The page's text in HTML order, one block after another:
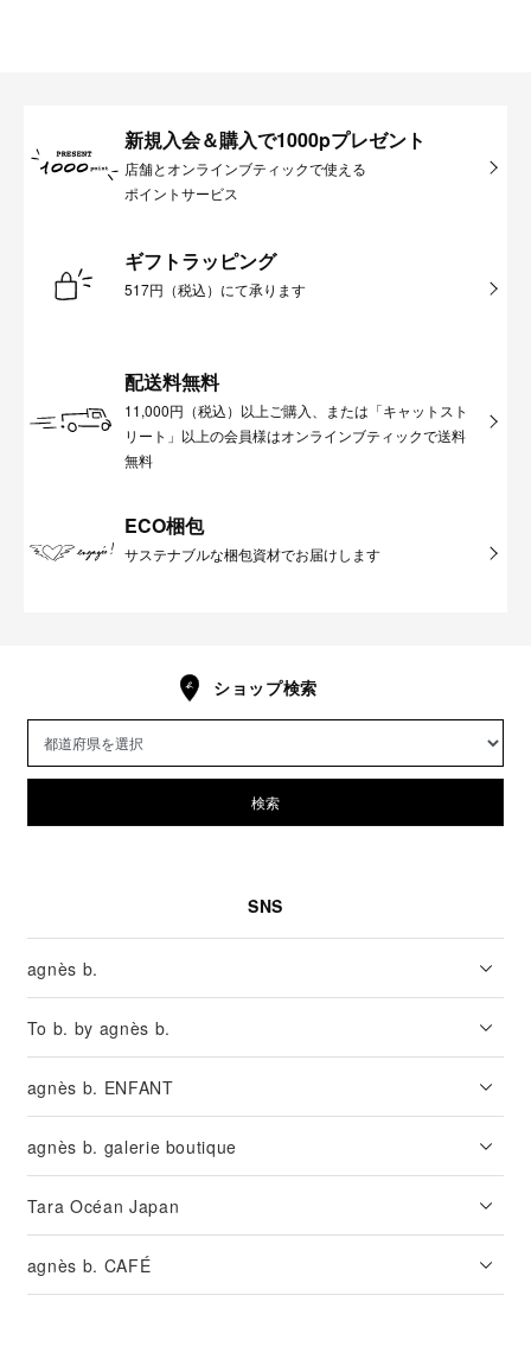
新規入会＆購入で1000pプレゼント
店舗とオンラインブティックで使える
ポイントサービス
ギフトラッピング
517円（税込）にて承ります
配送料無料
11,000円（税込）以上ご購入、または「キャットスト
リート」以上の会員様はオンラインブティックで送料
無料
ECO梱包
サステナブルな梱包資材でお届けします
ショップ検索
検索
SNS
agnès b.
To b. by agnès b.
agnès b. ENFANT
agnès b. galerie boutique
Tara Océan Japan
agnès b. CAFÉ